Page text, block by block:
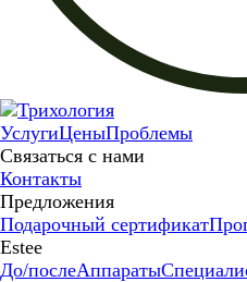
УслугиЦеныПроблемы
Связаться с нами
Контакты
Предложения
Подарочный сертификат
Estee
До/послеАппараты